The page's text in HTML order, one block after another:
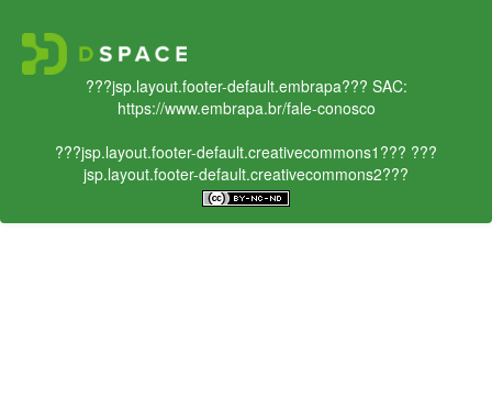
???jsp.layout.footer-default.embrapa??? SAC:
https://www.embrapa.br/fale-conosco
???jsp.layout.footer-default.creativecommons1??? ???
jsp.layout.footer-default.creativecommons2???